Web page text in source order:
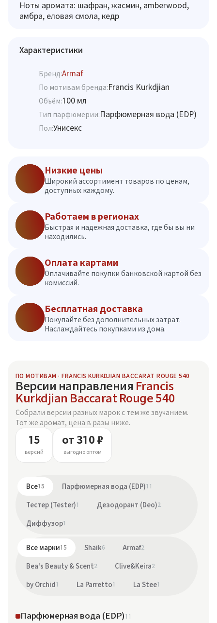
Ноты аромата: шафран, жасмин, amberwood,
амбра, еловая смола, кедр
Характеристики
Бренд:Armaf
По мотивам бренда:Francis Kurkdjian
Объём:100 мл
Тип парфюмерии:Парфюмерная вода (EDP)
Пол:Унисекс
Низкие цены
Широкий ассортимент товаров по ценам,
доступных каждому.
Работаем в регионах
Быстрая и надежная доставка, где бы вы ни
находились.
Оплата картами
Оплачивайте покупки банковской картой без
комиссий.
Бесплатная доставка
Покупайте без дополнительных затрат.
Наслаждайтесь покупками из дома.
ПО МОТИВАМ · FRANCIS KURKDJIAN BACCARAT ROUGE 540
Версии направления Francis
Kurkdjian Baccarat Rouge 540
Собрали версии разных марок с тем же звучанием.
Тот же аромат, цена в разы ниже.
15
версий
от 310 ₽
выгодно оптом
Все15 Парфюмерная вода (EDP)11
Тестер (Tester)1 Дезодорант (Deo)2
Диффузор1
Все марки15 Shaik6 Armaf2
Bea's Beauty & Scent2 Clive&Keira2
by Orchid 1 La Parretto1 La Stee1
Парфюмерная вода (EDP)11